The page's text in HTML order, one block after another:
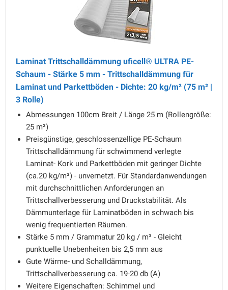
Laminat Trittschalldämmung uficell® ULTRA PE-
Schaum - Stärke 5 mm - Trittschalldämmung für
Laminat und Parkettböden - Dichte: 20 kg/m² (75 m² |
3 Rolle)
Abmessungen 100cm Breit / Länge 25 m (Rollengröße:
25 m²)
Preisgünstige, geschlossenzellige PE-Schaum
Trittschalldämmung für schwimmend verlegte
Laminat- Kork und Parkettböden mit geringer Dichte
(ca.20 kg/m³) - unvernetzt. Für Standardanwendungen
mit durchschnittlichen Anforderungen an
Trittschallverbesserung und Druckstabilität. Als
Dämmunterlage für Laminatböden in schwach bis
wenig frequentierten Räumen.
Stärke 5 mm / Grammatur 20 kg / m³ - Gleicht
punktuelle Unebenheiten bis 2,5 mm aus
Gute Wärme- und Schalldämmung,
Trittschallverbesserung ca. 19-20 db (A)
Weitere Eigenschaften: Schimmel und